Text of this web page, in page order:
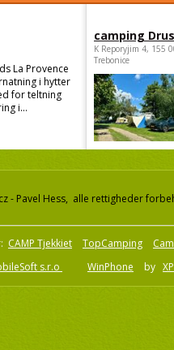
La Provence
i hytter
for teltning
i...
camping
K Reporyjim 4, 155
Trebonice
- Pavel Hess, alle rettigheder
CAMP Tjekkiet TopCamping
s.r.o WinPhone by